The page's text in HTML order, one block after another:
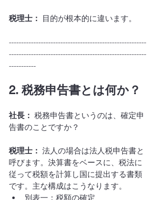
税理士： 目的が根本的に違います。
--------------------------------------------------------
--------------------------------------------------------
-----------
2. 税務申告書とは何か？
社長： 税務申告書というのは、確定申
告書のことですか？
税理士： 法人の場合は法人税申告書と
呼びます。決算書をベースに、税法に
従って税額を計算し国に提出する書類
です。主な構成はこうなります。
別表一：税額の確定